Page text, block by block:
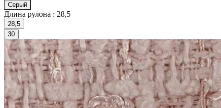
Серый
Длина рулона : 28,5
28,5
30